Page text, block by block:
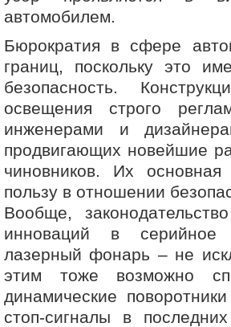
автомобилем.
Бюрократия в сфере
границ, поскольку это
безопасность.
освещения строго
инженерами и
продвигающих новейшие
чиновников. Их
пользу в отношении
Вообще,
инноваций в серийное
лазерный фонарь – не
этим тоже возможно
динамические
стоп-сигналы в